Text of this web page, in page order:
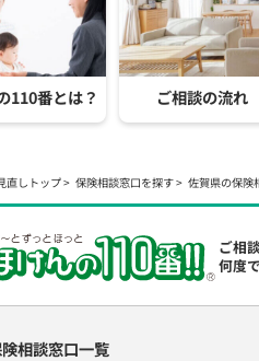
110番とは？ ご相談の流れ
直しトップ 保険相談窓口を探す 佐賀県の保険
ご相
何度
相談窓口一覧